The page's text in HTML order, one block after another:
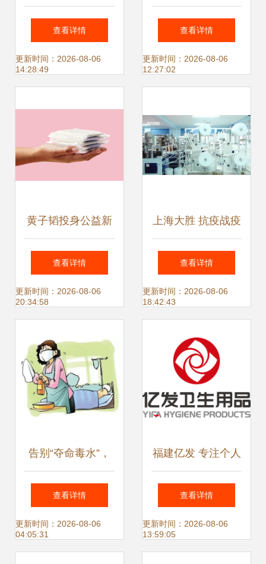
品 福阳纺织的品质
与价格优势解析
查看详情
更新时间：2026-08-06
14:28:49
格、批发与厂家选
择指南 打造个人卫
查看详情
更新时间：2026-08-06
12:27:02
黄子韬投身公益新
举措 卫生巾工厂即
将落成，承诺免费
查看详情
更新时间：2026-08-06
20:34:58
上海大胜 抗疫战疫
中的个人卫生用品
卫士
查看详情
更新时间：2026-08-06
18:42:43
告别“夺命毒水”，
选阿邦锐银离子胶
囊，给细菌病菌“致
查看详情
更新时间：2026-08-06
04:05:31
福建亿发 专注个人
卫生用品，守护国
民健康生活
查看详情
更新时间：2026-08-06
13:59:05